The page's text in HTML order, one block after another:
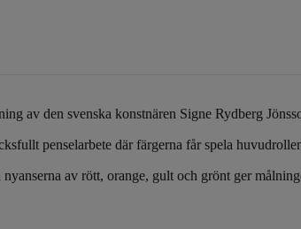
av den svenska konstnären Signe Rydberg
penselarbete där färgerna får spela
av rött, orange, gult och grönt ger